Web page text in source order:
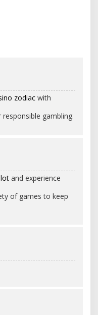
zodiac with
gambling.
and experience
of games to keep